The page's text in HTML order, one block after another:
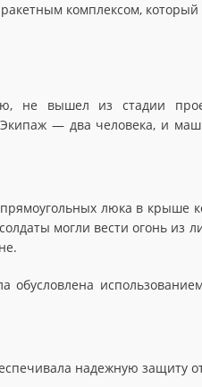
комплексом,
не вышел из стадии
— два человека, и
люка в крыше
могли вести огонь из
обусловлена
надежную защиту